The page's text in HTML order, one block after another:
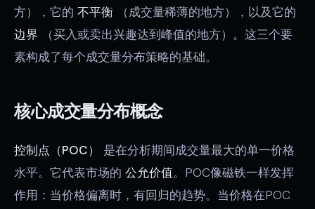
方），它的 不平衡 （成交量稀薄的地方），以及它的
边界 （买入或卖出兴趣达到峰值的地方）。这三个要
素构成了每个成交量分布策略的基础。
核心成交量分布概念
控制点（POC）
是在分析期间成交量最大的单一价格
水平。它代表市场的 公允价值。POC像磁铁一样发挥
作用：当价格偏离时，有回归的趋势。当价格在POC